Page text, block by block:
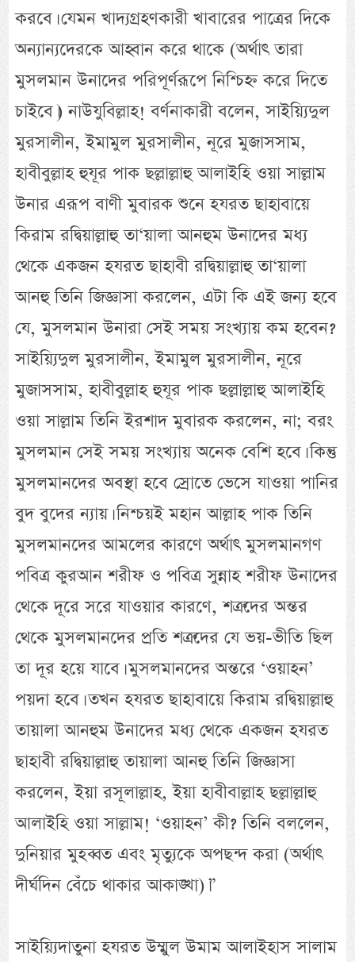
করবে। যেমন খাদ্যগ্রহণকারী খাবারের পাত্রের দিকে
অন্যান্যদেরকে আহ্বান করে থাকে (অর্থাৎ তারা
মুসলমান উনাদের পরিপূর্ণরূপে নিশ্চিহ্ন করে দিতে
চাইবে।) নাউযুবিল্লাহ! বর্ণনাকারী বলেন, সাইয়্যিদুল
মুরসালীন, ইমামুল মুরসালীন, নূরে মুজাসসাম,
হাবীবুল্লাহ হুযূর পাক ছল্লাল্লাহু আলাইহি ওয়া সাল্লাম
উনার এরূপ বাণী মুবারক শুনে হযরত ছাহাবায়ে
কিরাম রদ্বিয়াল্লাহু তা‘য়ালা আনহুম উনাদের মধ্য
থেকে একজন হযরত ছাহাবী রদ্বিয়াল্লাহু তা‘য়ালা
আনহু তিনি জিজ্ঞাসা করলেন, এটা কি এই জন্য হবে
যে, মুসলমান উনারা সেই সময় সংখ্যায় কম হবেন?
সাইয়্যিদুল মুরসালীন, ইমামুল মুরসালীন, নূরে
মুজাসসাম, হাবীবুল্লাহ হুযূর পাক ছল্লাল্লাহু আলাইহি
ওয়া সাল্লাম তিনি ইরশাদ মুবারক করলেন, না; বরং
মুসলমান সেই সময় সংখ্যায় অনেক বেশি হবে। কিন্তু
মুসলমানদের অবস্থা হবে স্রোতে ভেসে যাওয়া পানির
বুদ বুদের ন্যায়। নিশ্চয়ই মহান আল্লাহ পাক তিনি
মুসলমানদের আমলের কারণে অর্থাৎ মুসলমানগণ
পবিত্র কুরআন শরীফ ও পবিত্র সুন্নাহ শরীফ উনাদের
থেকে দূরে সরে যাওয়ার কারণে, শত্রুদের অন্তর
থেকে মুসলমানদের প্রতি শত্রুদের যে ভয়-ভীতি ছিল
তা দূর হয়ে যাবে। মুসলমানদের অন্তরে ‘ওয়াহন’
পয়দা হবে। তখন হযরত ছাহাবায়ে কিরাম রদ্বিয়াল্লাহু
তায়ালা আনহুম উনাদের মধ্য থেকে একজন হযরত
ছাহাবী রদ্বিয়াল্লাহু তায়ালা আনহু তিনি জিজ্ঞাসা
করলেন, ইয়া রসূলাল্লাহ, ইয়া হাবীবাল্লাহ ছল্লাল্লাহু
আলাইহি ওয়া সাল্লাম! ‘ওয়াহন’ কী? তিনি বললেন,
দুনিয়ার মুহব্বত এবং মৃত্যুকে অপছন্দ করা (অর্থাৎ
দীর্ঘদিন বেঁচে থাকার আকাঙ্খা)।”
সাইয়্যিদাতুনা হযরত উম্মুল উমাম আলাইহাস সালাম